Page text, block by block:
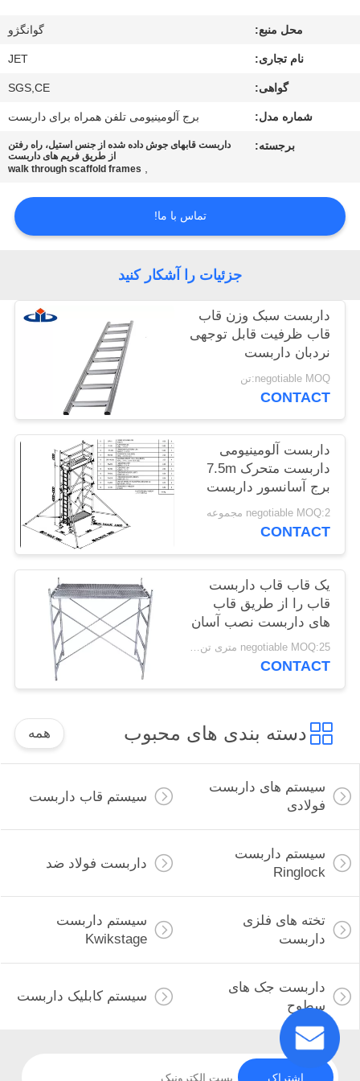
نقل
قول
سایت
PRIVACY
POLICY
محل منبع: گوانگژو
نام تجاری: JET
گواهی: SGS,CE
شماره مدل: برج آلومینیومی تلفن همراه برای داربست
برجسته:
داربست قابهای جوش داده شده از جنس استیل، راه رفتن
از طریق فریم های داربست
,
walk through scaffold frames
تماس با ما!
جزئیات را آشکار کنید
داربست سبک وزن قاب
قاب ظرفیت قابل توجهی
نردبان داربست
negotiable MOQ:تن
CONTACT
داربست آلومینیومی
داربست متحرک 7.5m
برج آسانسور داربست
negotiable MOQ:2 مجموعه
CONTACT
یک قاب قاب داربست
قاب را از طریق قاب
های داربست نصب آسان
negotiable MOQ:25 متری تن / متریک تن
CONTACT
دسته بندی های محبوب همه
سیستم های داربست
فولادی
سیستم قاب داربست
سیستم داربست
Ringlock
داربست فولاد ضد
تخته های فلزی
داربست
سیستم داربست
Kwikstage
داربست جک های
سطوح
سیستم کابلیک داربست
اشتراک